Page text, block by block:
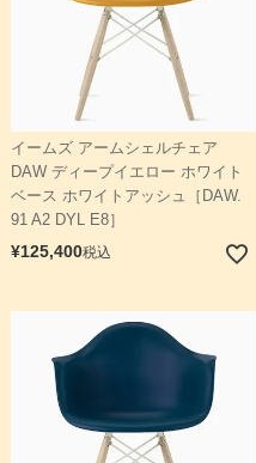
イームズ アームシェルチェア
DAW ディープイエロー ホワイト
ベース ホワイトアッシュ［DAW.
91 A2 DYL E8］
¥125,400税込